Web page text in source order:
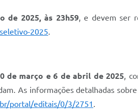
de 2025, às 23h59, e devem ser
2025.
de março e 6 de abril de 2025,
As informações detalhadas
portal/editais/0/3/2751 .